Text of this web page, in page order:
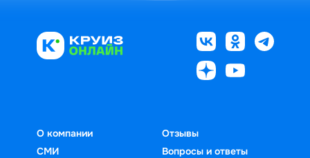
О компании
СМИ
Отзывы
Вопросы и ответы